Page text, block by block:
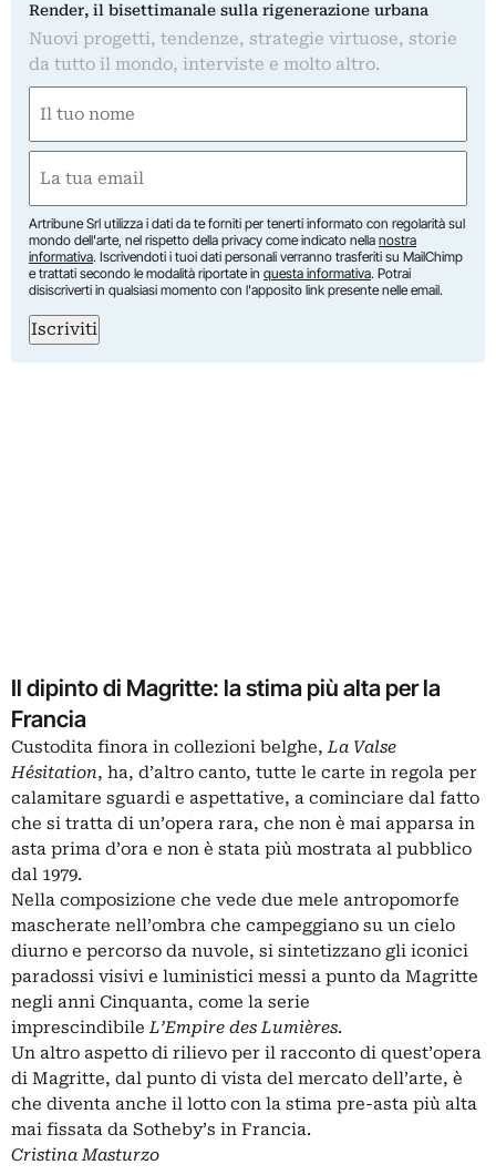
Render, il bisettimanale sulla rigenerazione urbana
Nuovi progetti, tendenze, strategie virtuose, storie
da tutto il mondo, interviste e molto altro.
(Required)
First
(Required)
Artribune Srl utilizza i dati da te forniti per tenerti informato con regolarità sul
mondo dell'arte, nel rispetto della privacy come indicato nella nostra
informativa. Iscrivendoti i tuoi dati personali verranno trasferiti su MailChimp
e trattati secondo le modalità riportate in questa informativa. Potrai
disiscriverti in qualsiasi momento con l'apposito link presente nelle email.
Iscriviti
Il dipinto di Magritte: la stima più alta per la
Francia
Custodita finora in collezioni belghe,La Valse
Hésitation, ha, d’altro canto, tutte le carte in regola per
calamitare sguardi e aspettative, a cominciare dal fatto
che si tratta di un’opera rara, che non è mai apparsa in
asta prima d’ora e non è stata più mostrata al pubblico
dal 1979.
Nella composizione che vede due mele antropomorfe
mascherate nell’ombra che campeggiano su un cielo
diurno e percorso da nuvole, si sintetizzano gli iconici
paradossi visivi e luministici messi a punto da Magritte
negli anni Cinquanta, come la serie
imprescindibileL’Empire des Lumières.
Un altro aspetto di rilievo per il racconto di quest’opera
di Magritte, dal punto di vista del mercato dell’arte, è
che diventa anche il lotto con la stima pre-asta più alta
mai fissata da Sotheby’s in Francia.
Cristina Masturzo